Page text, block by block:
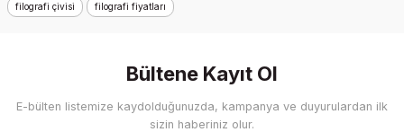
filografi çivisi filografi fiyatları
Bültene Kayıt Ol
E-bülten listemize kaydolduğunuzda, kampanya ve duyurulardan ilk
sizin haberiniz olur.